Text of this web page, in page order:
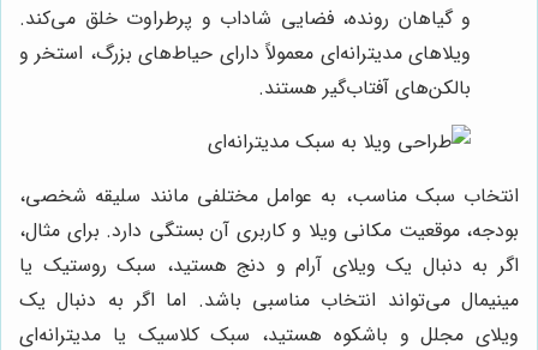
و گیاهان رونده، فضایی شاداب و پرطراوت خلق می‌کند.
ویلاهای مدیترانه‌ای معمولاً دارای حیاط‌های بزرگ، استخر و
بالکن‌های آفتاب‌گیر هستند.
انتخاب سبک مناسب، به عوامل مختلفی مانند سلیقه شخصی،
بودجه، موقعیت مکانی ویلا و کاربری آن بستگی دارد. برای مثال،
اگر به دنبال یک ویلای آرام و دنج هستید، سبک روستیک یا
مینیمال می‌تواند انتخاب مناسبی باشد. اما اگر به دنبال یک
ویلای مجلل و باشکوه هستید، سبک کلاسیک یا مدیترانه‌ای